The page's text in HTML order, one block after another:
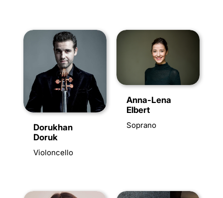
Dorukhan
Doruk
Violoncello
Anna-Lena
Elbert
Soprano